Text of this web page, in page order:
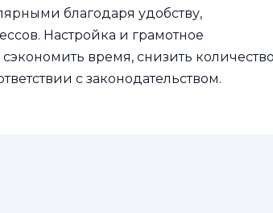
благодаря удобству,
Настройка и грамотное
время, снизить
с законодательством.